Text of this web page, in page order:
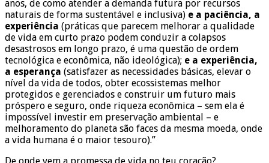
anos, de como atender a demanda futura por recursos
naturais de forma sustentável e inclusiva) e a paciência, a
experiência (práticas que parecem melhorar a qualidade
de vida em curto prazo podem conduzir a colapsos
desastrosos em longo prazo, é uma questão de ordem
tecnológica e econômica, não ideológica); e a experiência,
a esperança (satisfazer as necessidades básicas, elevar o
nível da vida de todos, obter ecossistemas melhor
protegidos e gerenciados e construir um futuro mais
próspero e seguro, onde riqueza econômica – sem ela é
impossível investir em preservação ambiental – e
melhoramento do planeta são faces da mesma moeda, onde
a vida humana é o maior tesouro).”
De onde vem a promessa de vida no teu coração?